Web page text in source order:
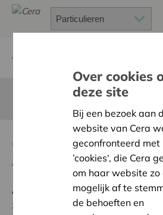
Deze pagina is niet vertaald
Qwiek Snooze
Terug naar overzicht
Ambitie:
Een solidaire,
zonder drempels
Over cookies
deze site
Bij een bezoek aan
website van Cera
geconfronteerd met
’cookies‘, die Cera
om haar website zo
mogelijk af te
de behoeften en